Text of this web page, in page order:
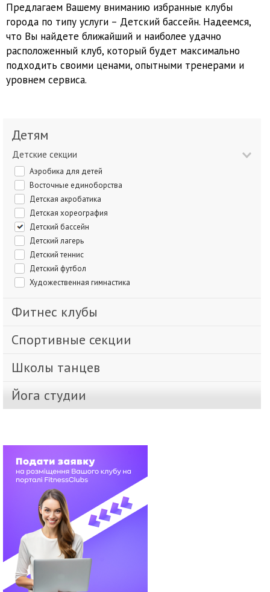
Предлагаем Вашему вниманию избранные клубы
города по типу услуги – Детский бассейн. Надеемся,
что Вы найдете ближайший и наиболее удачно
расположенный клуб, который будет максимально
подходить своими ценами, опытными тренерами и
уровнем сервиса.
Детям
Детские секции
Аэробика для детей
Восточные единоборства
Детская акробатика
Детская хореография
Детский бассейн
Детский лагерь
Детский теннис
Детский футбол
Художественная гимнастика
Фитнес клубы
Спортивные секции
Школы танцев
Йога студии